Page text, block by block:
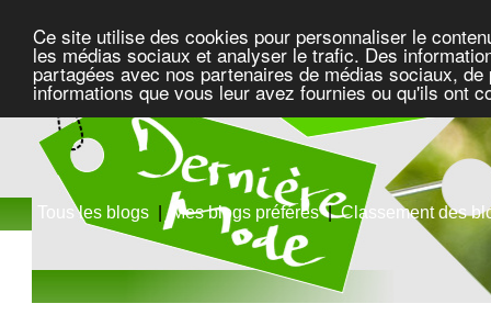
Ce site utilise des cookies pour personnaliser le
les médias sociaux et analyser le trafic. Des
partagées avec nos partenaires de médias sociaux,
informations que vous leur avez fournies ou qu'ils ont
Tous les blogs | Mes blogs préférés|Classement des